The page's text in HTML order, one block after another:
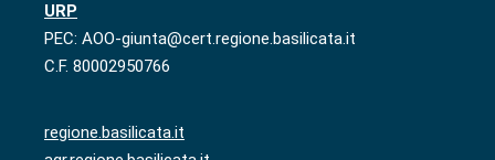
URP
PEC: AOO-giunta@cert.regione.basilicata.it
C.F. 80002950766
regione.basilicata.it